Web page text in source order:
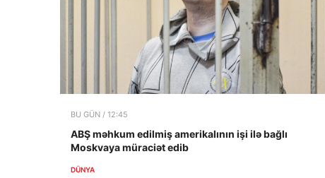
BU GÜN / 12:45
ABŞ məhkum edilmiş amerikalının işi ilə bağlı
Moskvaya müraciət edib
DÜNYA